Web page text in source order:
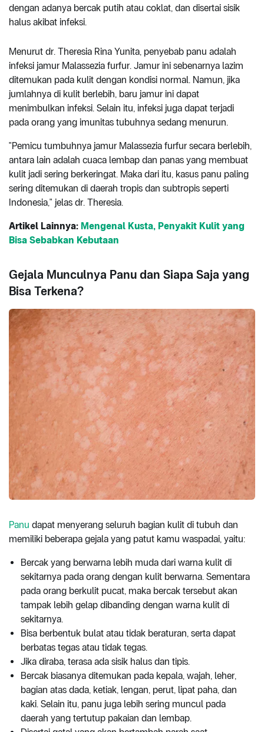
dengan adanya bercak putih atau coklat, dan disertai sisik
halus akibat infeksi.
Menurut dr. Theresia Rina Yunita, penyebab panu adalah
infeksi jamur Malassezia furfur. Jamur ini sebenarnya lazim
ditemukan pada kulit dengan kondisi normal. Namun, jika
jumlahnya di kulit berlebih, baru jamur ini dapat
menimbulkan infeksi. Selain itu, infeksi juga dapat terjadi
pada orang yang imunitas tubuhnya sedang menurun.
"Pemicu tumbuhnya jamur Malassezia furfur secara berlebih,
antara lain adalah cuaca lembap dan panas yang membuat
kulit jadi sering berkeringat. Maka dari itu, kasus panu paling
sering ditemukan di daerah tropis dan subtropis seperti
Indonesia," jelas dr. Theresia.
Artikel Lainnya: Mengenal Kusta, Penyakit Kulit yang
Bisa Sebabkan Kebutaan
Gejala Munculnya Panu dan Siapa Saja yang
Bisa Terkena?
Panu dapat menyerang seluruh bagian kulit di tubuh dan
memiliki beberapa gejala yang patut kamu waspadai, yaitu:
Bercak yang berwarna lebih muda dari warna kulit di
sekitarnya pada orang dengan kulit berwarna. Sementara
pada orang berkulit pucat, maka bercak tersebut akan
tampak lebih gelap dibanding dengan warna kulit di
sekitarnya.
Bisa berbentuk bulat atau tidak beraturan, serta dapat
berbatas tegas atau tidak tegas.
Jika diraba, terasa ada sisik halus dan tipis.
Bercak biasanya ditemukan pada kepala, wajah, leher,
bagian atas dada, ketiak, lengan, perut, lipat paha, dan
kaki. Selain itu, panu juga lebih sering muncul pada
daerah yang tertutup pakaian dan lembap.